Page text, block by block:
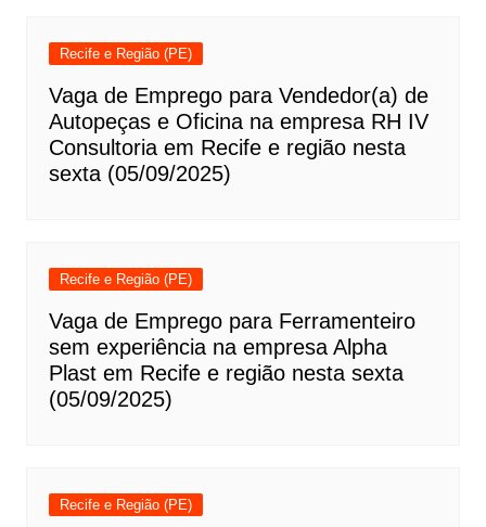
Recife e Região (PE)
Vaga de Emprego para Vendedor(a) de
Autopeças e Oficina na empresa RH IV
Consultoria em Recife e região nesta
sexta (05/09/2025)
Recife e Região (PE)
Vaga de Emprego para Ferramenteiro
sem experiência na empresa Alpha
Plast em Recife e região nesta sexta
(05/09/2025)
Recife e Região (PE)